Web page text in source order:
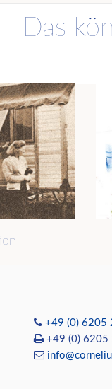
Das
+49 (0) 6205
+49 (0) 6205